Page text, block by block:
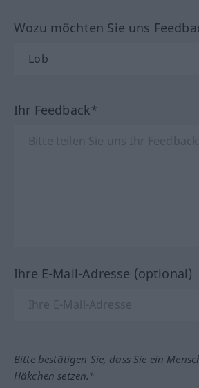
Wozu möchten Sie uns
Ihr Feedback*
Ihre E-Mail-Adresse (optional)
Bitte bestätigen Sie, dass Sie ein
Häkchen setzen.*